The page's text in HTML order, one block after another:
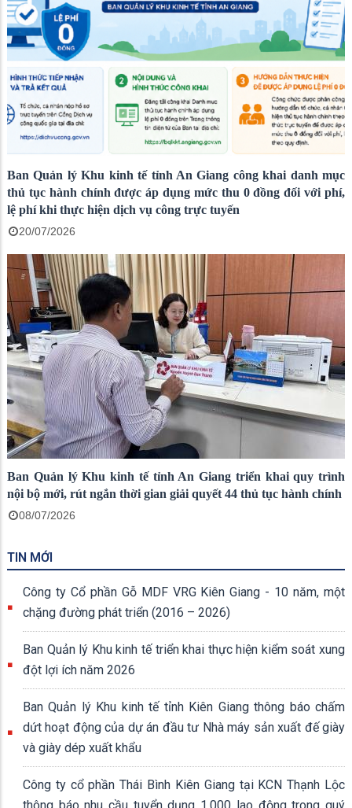
Ban Quản lý Khu kinh tế tỉnh An Giang công khai danh mục
thủ tục hành chính được áp dụng mức thu 0 đồng đối với phí,
lệ phí khi thực hiện dịch vụ công trực tuyến
20/07/2026
Ban Quản lý Khu kinh tế tỉnh An Giang triển khai quy trình
nội bộ mới, rút ngắn thời gian giải quyết 44 thủ tục hành chính
08/07/2026
TIN MỚI
Công ty Cổ phần Gỗ MDF VRG Kiên Giang - 10 năm, một
chặng đường phát triển (2016 – 2026)
Ban Quản lý Khu kinh tế triển khai thực hiện kiểm soát xung
đột lợi ích năm 2026
Ban Quản lý Khu kinh tế tỉnh Kiên Giang thông báo chấm
dứt hoạt động của dự án đầu tư Nhà máy sản xuất đế giày
và giày dép xuất khẩu
Công ty cổ phần Thái Bình Kiên Giang tại KCN Thạnh Lộc